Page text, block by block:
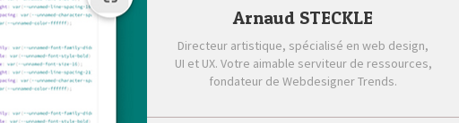
Arnaud STECKLE
Directeur artistique, spécialisé en web design,
UI et UX. Votre aimable serviteur de ressources,
fondateur de Webdesigner Trends.